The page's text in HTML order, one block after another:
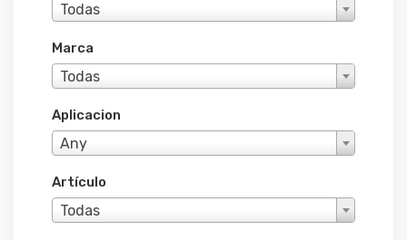
Todas
Marca
Todas
Aplicacion
Any
Artículo
Todas